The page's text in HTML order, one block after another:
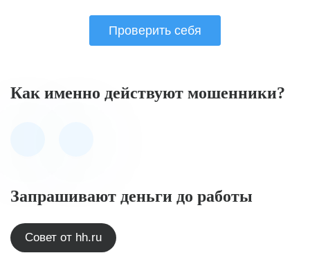
Проверить себя
Как именно действуют мошенники?
Запрашивают деньги до работы
Совет от hh.ru